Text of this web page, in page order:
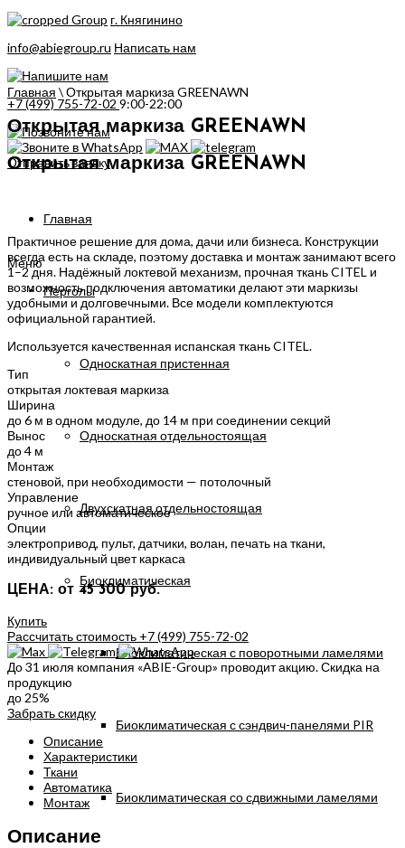
г. Княгинино
info@abiegroup.ru Написать нам
+7 (499) 755-72-02 9:00-22:00
Отправить заявку
Главная
Перголы
Односкатная пристенная
Односкатная отдельностоящая
Двухскатная отдельностоящая
Биоклиматическая
Биоклиматическая с поворотными ламелями
Биоклиматическая с сэндвич-панелями PIR
Биоклиматическая со сдвижными ламелями
Меню
Главная \Открытая маркиза GREENAWN
Открытая маркиза GREENAWN
Открытая маркиза GREENAWN
Практичное решение для дома, дачи или бизнеса. Конструкции
всегда есть на складе, поэтому доставка и монтаж занимают всего
1–2 дня. Надёжный локтевой механизм, прочная ткань CITEL и
возможность подключения автоматики делают эти маркизы
удобными и долговечными. Все модели комплектуются
официальной гарантией.
Используется качественная испанская ткань CITEL.
Тип
открытая локтевая маркиза
Ширина
до 6 м в одном модуле, до 14 м при соединении секций
Вынос
до 4 м
Монтаж
стеновой, при необходимости — потолочный
Управление
ручное или автоматическое
Опции
электропривод, пульт, датчики, волан, печать на ткани,
индивидуальный цвет каркаса
ЦЕНА: от 45 300 руб.
Купить
Рассчитать стоимость +7 (499) 755-72-02
До 31 июля компания «ABIE-Group» проводит акцию. Скидка на
продукцию
до 25%
Забрать скидку
Описание
Характеристики
Ткани
Автоматика
Монтаж
Описание